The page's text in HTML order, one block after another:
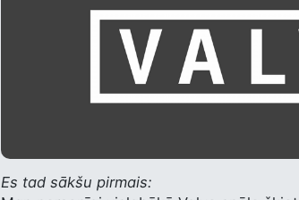
Es tad sākšu pirmais: